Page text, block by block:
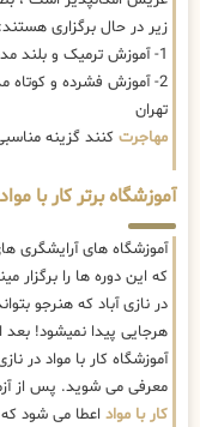
زیر در حال برگزاری هستند:
1- آموزش ترمیک و بلند مدت کار با مواد در نازی آباد
2- آموزش فشرده و کوتاه
تهران
مهاجرت کنند گزینه
آموزشگاه برتر کار با
آموزشگاه های آرایشگری
که این دوره ها را برگزار
در نازی آباد که هنرجو
هرجایی پیدا نمیشود! بعد
آموزشگاه کار با مواد در
معرفی می شوید. پس از
کار با مواد اعطا می شود